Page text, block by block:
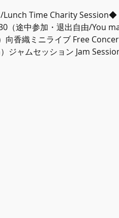
Lunch Time Charity Session◆
（途中参加・退出自由/You
向香織ミニライブ Free
ジャムセッション Jam